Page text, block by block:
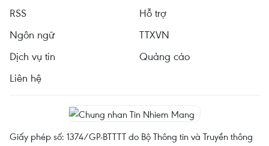
RSS
Hỗ trợ
Ngôn ngữ
TTXVN
Dịch vụ tin
Quảng cáo
Liên hệ
Giấy phép số: 1374/GP-BTTTT do Bộ Thông tin và Truyền thông